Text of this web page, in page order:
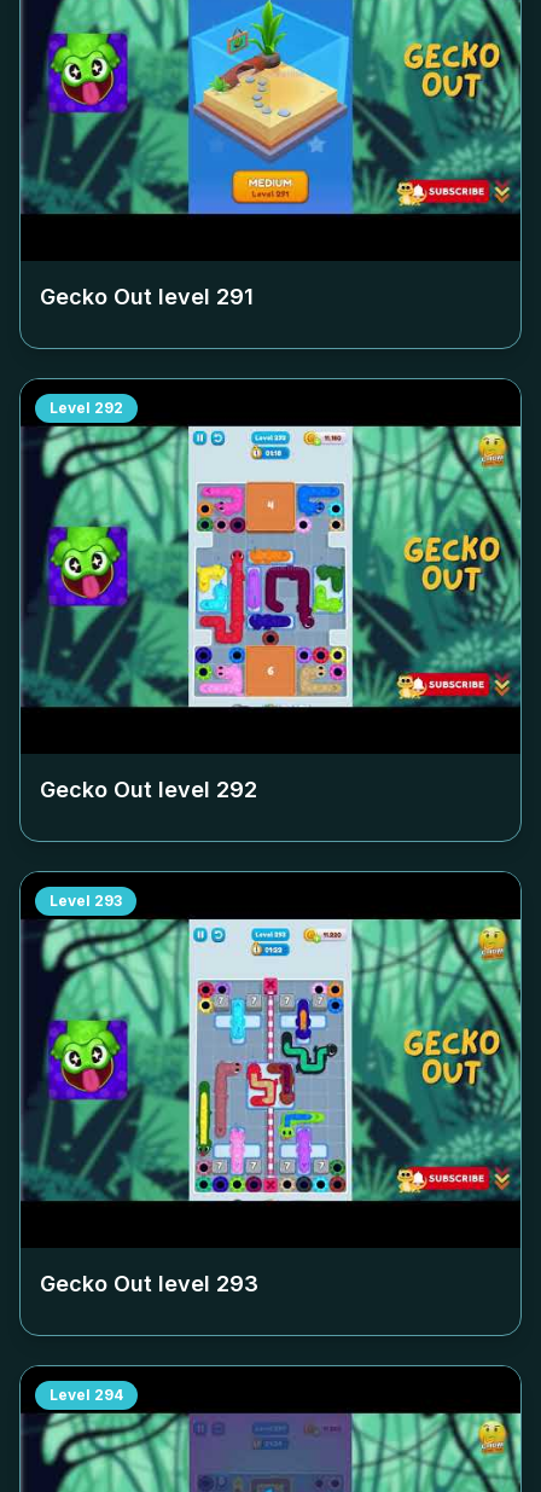
Gecko Out level 291
Level 292
Gecko Out level 292
Level 293
Gecko Out level 293
Level 294